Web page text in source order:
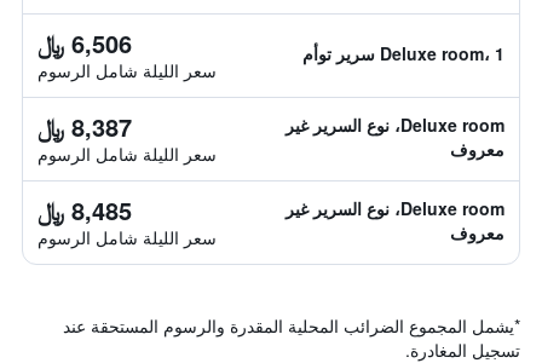
Deluxe room، 1 سرير توأم 6,506 ﷼
سعر الليلة شامل الرسوم
Deluxe room، نوع السرير غير
معروف
8,387 ﷼
سعر الليلة شامل الرسوم
Deluxe room، نوع السرير غير
معروف
8,485 ﷼
سعر الليلة شامل الرسوم
*يشمل المجموع الضرائب المحلية المقدرة والرسوم المستحقة عند
تسجيل المغادرة.